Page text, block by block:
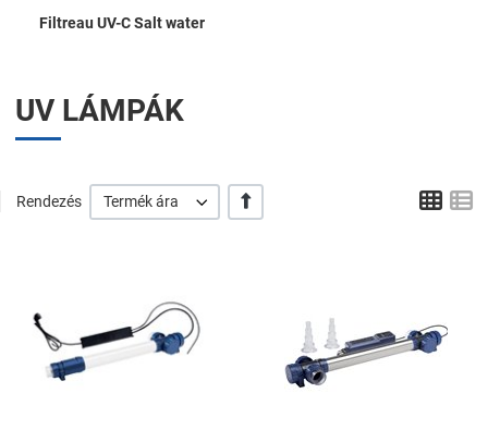
Filtreau UV-C Salt water
UV LÁMPÁK
Rendezés Termék ára +/-
Összehasonlítom
Gyors nézet